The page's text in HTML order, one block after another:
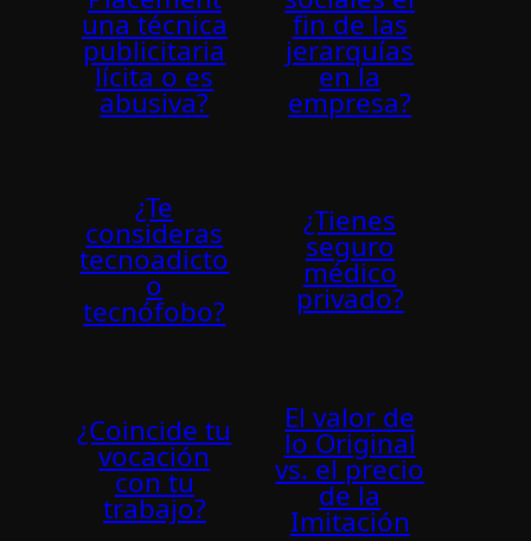
una técnica
publicitaria
lí­cita o es
abusiva?
fin de las
jerarquí­as
en la
empresa?
¿Te
consideras
tecnoadicto
o
tecnófobo?
¿Tienes
seguro
médico
privado?
¿Coincide tu
vocación
con tu
trabajo?
El valor de
lo Original
vs. el precio
de la
Imitación